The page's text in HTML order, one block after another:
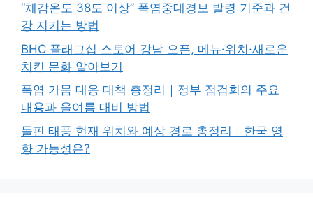
“체감온도 38도 이상” 폭염중대경보 발령 기준과 건
강 지키는 방법
BHC 플래그십 스토어 강남 오픈, 메뉴·위치·새로운
치킨 문화 알아보기
폭염 가뭄 대응 대책 총정리｜정부 점검회의 주요
내용과 올여름 대비 방법
돌핀 태풍 현재 위치와 예상 경로 총정리｜한국 영
향 가능성은?